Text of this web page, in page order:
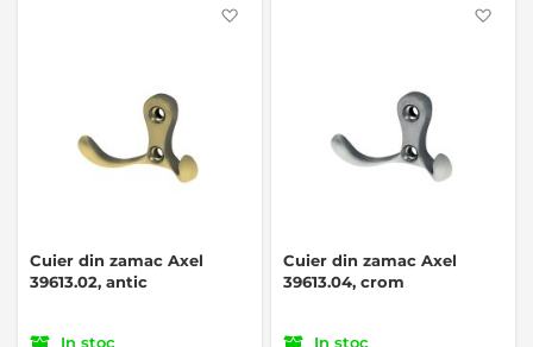
Cuier din zamac Axel
39613.02, antic
In stoc
Cuier din zamac Axel
39613.04, crom
In stoc